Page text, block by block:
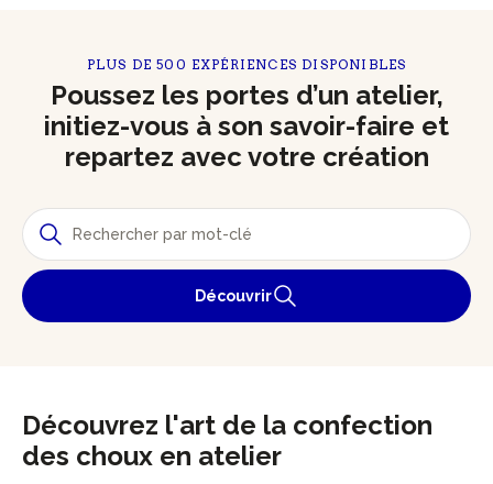
PLUS DE 500 EXPÉRIENCES DISPONIBLES
Poussez les portes d’un atelier,
initiez-vous à son savoir-faire et
repartez avec votre création
Découvrir
Découvrez l'art de la confection
des choux en atelier